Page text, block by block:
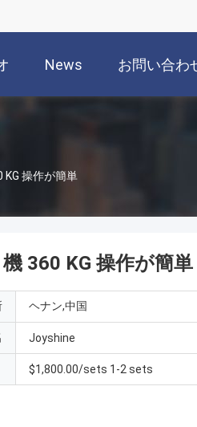
News お問い合わ
KG 操作が簡単
360 KG 操作が簡単
ヘナン,中国
Joyshine
$1,800.00/sets 1-2 sets